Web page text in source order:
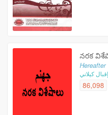
నరక
Hereafter
كيلاني
86,098